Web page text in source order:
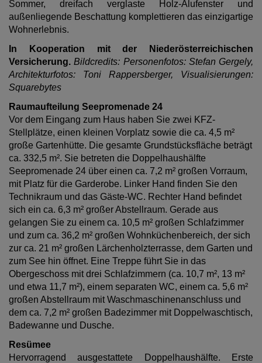
Sommer, dreifach verglaste Holz-Alufenster und
außenliegende Beschattung komplettieren das einzigartige
Wohnerlebnis.
In Kooperation mit der Niederösterreichischen
Versicherung.Bildcredits: Personenfotos: Stefan Gergely,
Architekturfotos: Toni Rappersberger, Visualisierungen:
Squarebytes
Raumaufteilung Seepromenade 24
Vor dem Eingang zum Haus haben Sie zwei KFZ-
Stellplätze, einen kleinen Vorplatz sowie die ca. 4,5 m²
große Gartenhütte. Die gesamte Grundstücksfläche beträgt
ca. 332,5 m². Sie betreten die Doppelhaushälfte
Seepromenade 24 über einen ca. 7,2 m² großen Vorraum,
mit Platz für die Garderobe. Linker Hand finden Sie den
Technikraum und das Gäste-WC. Rechter Hand befindet
sich ein ca. 6,3 m² großer Abstellraum. Gerade aus
gelangen Sie zu einem ca. 10,5 m² großen Schlafzimmer
und zum ca. 36,2 m² großen Wohnküchenbereich, der sich
zur ca. 21 m² großen Lärchenholzterrasse, dem Garten und
zum See hin öffnet. Eine Treppe führt Sie in das
Obergeschoss mit drei Schlafzimmern (ca. 10,7 m², 13 m²
und etwa 11,7 m²), einem separaten WC, einem ca. 5,6 m²
großen Abstellraum mit Waschmaschinenanschluss und
dem ca. 7,2 m² großen Badezimmer mit Doppelwaschtisch,
Badewanne und Dusche.
Resümee
Hervorragend ausgestattete Doppelhaushälfte. Erste